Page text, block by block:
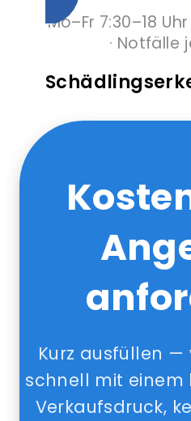
Mo–Fr 7:30–18
· Notfälle
Kurz ausfüllen —
schnell mit einem
Verkaufsdruck,